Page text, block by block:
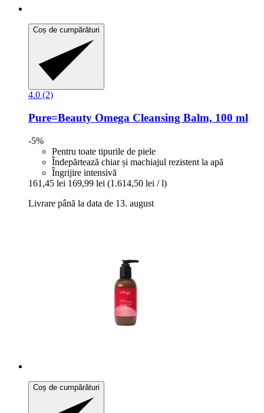
Coș de cumpărături
4.0 (2)
Pure=Beauty Omega Cleansing Balm, 100 ml
-5%
Pentru toate tipurile de piele
Îndepărtează chiar și machiajul rezistent la apă
Îngrijire intensivă
161,45 lei 169,99 lei (1.614,50 lei / l)
Livrare până la data de 13. august
Coș de cumpărături